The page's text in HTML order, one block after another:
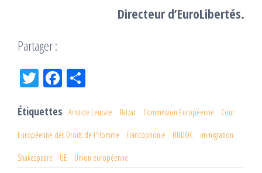
Directeur d’EuroLibertés.
Partager :
Tw
er
Fac
oo
k
ge
r
Étiquettes Aristide Leucate Balzac Commission Européenne Cour
Européenne des Droits de l'Homme Francophonie HUDOC immigration
Shakespeare UE Union européenne